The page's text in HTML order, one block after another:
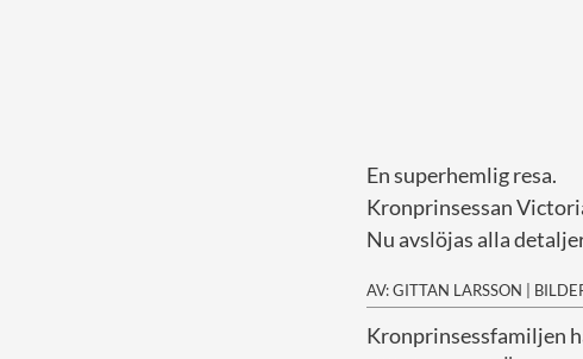
En superhemlig resa.
Kronprinsessan
Nu avslöjas alla
AV: GITTAN LARSSON |
Kronprinsessfamiljen